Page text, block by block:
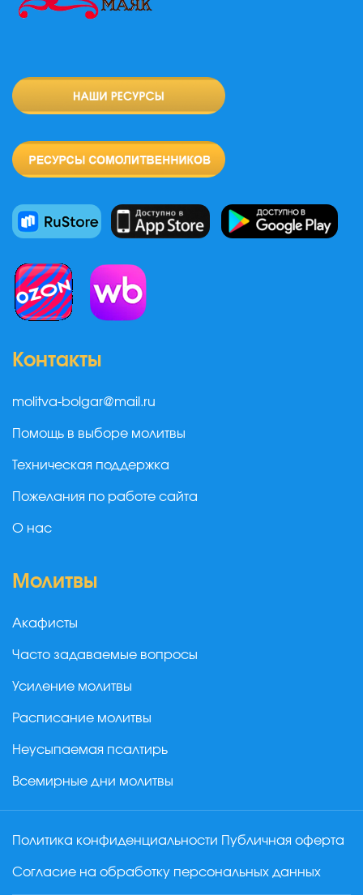
Контакты
molitva-bolgar@mail.ru
Помощь в выборе молитвы
Техническая поддержка
Пожелания по работе сайта
О нас
Молитвы
Акафисты
Часто задаваемые вопросы
Усиление молитвы
Расписание молитвы
Неусыпаемая псалтирь
Всемирные дни молитвы
Политика конфиденциальности Публичная оферта
Согласие на обработку персональных данных